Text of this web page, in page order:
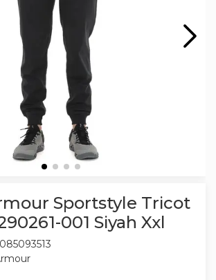
Sportstyle Tricot
001 Siyah Xxl